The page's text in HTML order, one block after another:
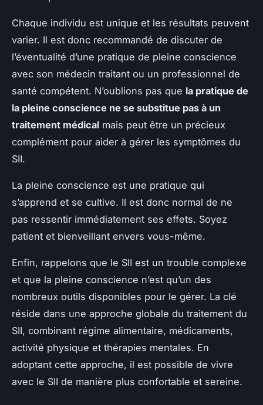
Chaque individu est unique et les résultats peuvent
varier. Il est donc recommandé de discuter de
l’éventualité d’une pratique de pleine conscience
avec son médecin traitant ou un professionnel de
santé compétent. N’oublions pas que la pratique de
la pleine conscience ne se substitue pas à un
traitement médical mais peut être un précieux
complément pour aider à gérer les symptômes du
SII.
La pleine conscience est une pratique qui
s’apprend et se cultive. Il est donc normal de ne
pas ressentir immédiatement ses effets. Soyez
patient et bienveillant envers vous-même.
Enfin, rappelons que le SII est un trouble complexe
et que la pleine conscience n’est qu’un des
nombreux outils disponibles pour le gérer. La clé
réside dans une approche globale du traitement du
SII, combinant régime alimentaire, médicaments,
activité physique et thérapies mentales. En
adoptant cette approche, il est possible de vivre
avec le SII de manière plus confortable et sereine.